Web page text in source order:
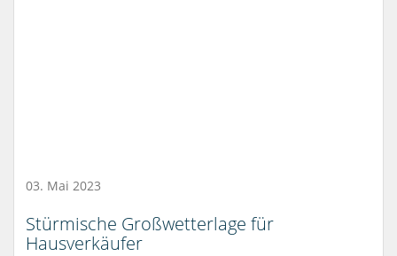
03. Mai 2023
Stürmische Großwetterlage für
Hausverkäufer